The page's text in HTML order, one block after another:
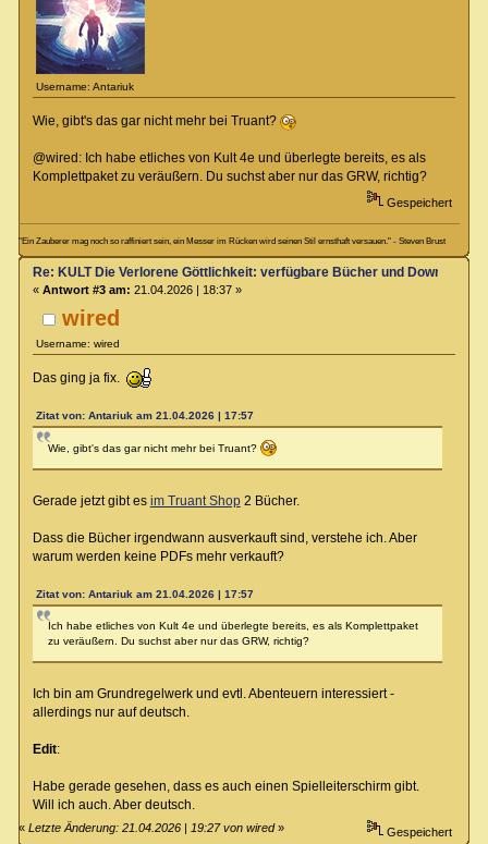
Username: Antariuk
Wie, gibt's das gar nicht mehr bei Truant?
@wired: Ich habe etliches von Kult 4e und überlegte bereits, es als
Komplettpaket zu veräußern. Du suchst aber nur das GRW, richtig?
Gespeichert
"Ein Zauberer mag noch so raffiniert sein, ein Messer im Rücken wird seinen Stil ernsthaft versauen." - Steven Brust
wired
Username: wired
Re: KULT Die Verlorene Göttlichkeit: verfügbare Bücher und Downloads
« Antwort #3 am: 21.04.2026 | 18:37 »
Das ging ja fix.
Zitat von: Antariuk am 21.04.2026 | 17:57
Wie, gibt's das gar nicht mehr bei Truant?
Gerade jetzt gibt es im Truant Shop2 Bücher.
Dass die Bücher irgendwann ausverkauft sind, verstehe ich. Aber
warum werden keine PDFs mehr verkauft?
Zitat von: Antariuk am 21.04.2026 | 17:57
Ich habe etliches von Kult 4e und überlegte bereits, es als Komplettpaket
zu veräußern. Du suchst aber nur das GRW, richtig?
Ich bin am Grundregelwerk und evtl. Abenteuern interessiert -
allerdings nur auf deutsch.
Edit:
Habe gerade gesehen, dass es auch einen Spielleiterschirm gibt.
Will ich auch. Aber deutsch.
«Letzte Änderung: 21.04.2026 | 19:27 von wired» Gespeichert